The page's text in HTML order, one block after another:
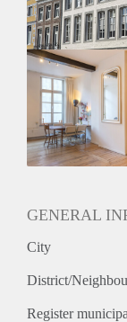
GENERAL
City
District/
Register